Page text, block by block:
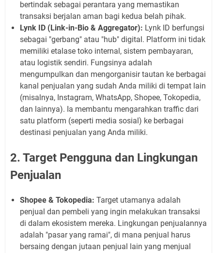
bertindak sebagai perantara yang memastikan
transaksi berjalan aman bagi kedua belah pihak.
Lynk ID (Link-in-Bio & Aggregator): Lynk ID berfungsi
sebagai "gerbang" atau "hub" digital. Platform ini tidak
memiliki etalase toko internal, sistem pembayaran,
atau logistik sendiri. Fungsinya adalah
mengumpulkan dan mengorganisir tautan ke berbagai
kanal penjualan yang sudah Anda miliki di tempat lain
(misalnya, Instagram, WhatsApp, Shopee, Tokopedia,
dan lainnya). Ia membantu mengarahkan traffic dari
satu platform (seperti media sosial) ke berbagai
destinasi penjualan yang Anda miliki.
2. Target Pengguna dan Lingkungan
Penjualan
Shopee & Tokopedia: Target utamanya adalah
penjual dan pembeli yang ingin melakukan transaksi
di dalam ekosistem mereka. Lingkungan penjualannya
adalah "pasar yang ramai", di mana penjual harus
bersaing dengan jutaan penjual lain yang menjual